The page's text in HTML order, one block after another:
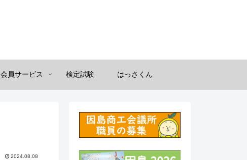
会員サービス 検定試験 はっさくん
2024.08.08